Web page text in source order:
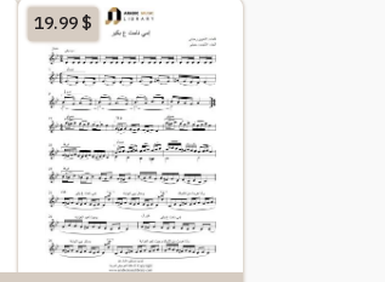
19.99$